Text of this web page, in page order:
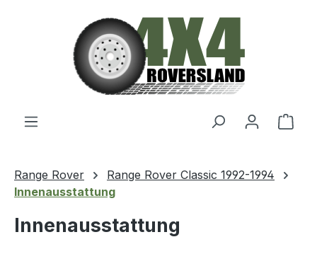
Zum Hauptinhalt springen
Range Rover
Range Rover Classic 1992-1994
Innenausstattung
Innenausstattung